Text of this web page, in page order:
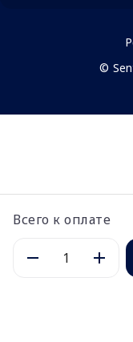
Всего к оплате
©